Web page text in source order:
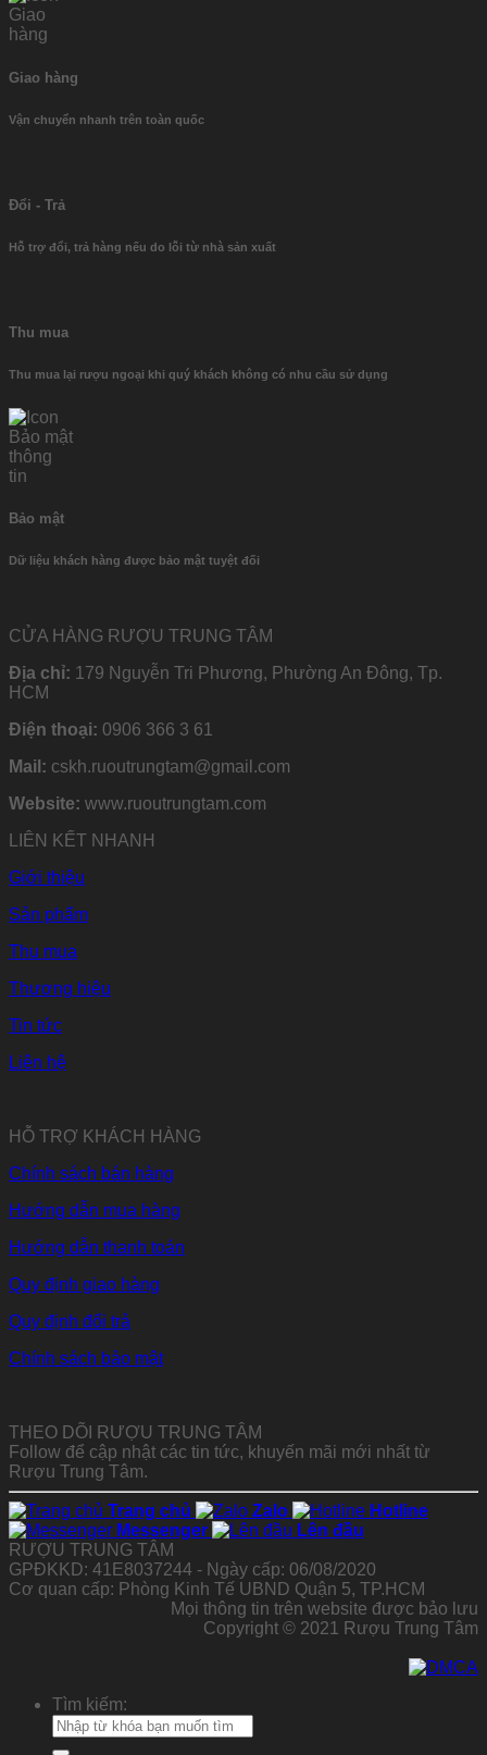
Giao hàng
Vận chuyển nhanh trên toàn quốc
Đổi - Trả
Hỗ trợ đổi, trả hàng nếu do lỗi từ nhà sản xuất
Thu mua
Thu mua lại rượu ngoại khi quý khách không có nhu cầu sử dụng
Bảo mật
Dữ liệu khách hàng được bảo mật tuyệt đối
CỬA HÀNG RƯỢU TRUNG TÂM
Địa chỉ: 179 Nguyễn Tri Phương, Phường An Đông, Tp.
HCM
Điện thoại: 0906 366 3 61
Mail: cskh.ruoutrungtam@gmail.com
Website: www.ruoutrungtam.com
LIÊN KẾT NHANH
Giới thiệu
Sản phẩm
Thu mua
Thương hiệu
Tin tức
Liên hệ
HỖ TRỢ KHÁCH HÀNG
Chính sách bán hàng
Hướng dẫn mua hàng
Hướng dẫn thanh toán
Quy định giao hàng
Quy định đổi trả
Chính sách bảo mật
THEO DÕI RƯỢU TRUNG TÂM
Follow để cập nhật các tin tức, khuyến mãi mới nhất từ
Rượu Trung Tâm.
Trang chủ Zalo
Hotline
Messenger
Lên đầu
RƯỢU TRUNG TÂM
GPĐKKD: 41E8037244 - Ngày cấp: 06/08/2020
Cơ quan cấp: Phòng Kinh Tế UBND Quận 5, TP.HCM
Mọi thông tin trên website được bảo lưu
Copyright © 2021 Rượu Trung Tâm
Tìm kiếm: